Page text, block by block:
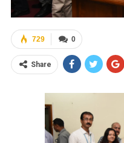
0
729
Share